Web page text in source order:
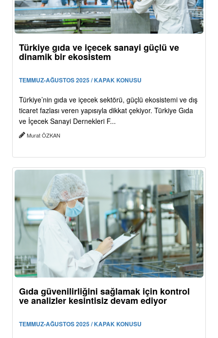
Türkiye gıda ve içecek sanayi güçlü ve
dinamik bir ekosistem
TEMMUZ-AĞUSTOS 2025 / KAPAK KONUSU
Türkiye’nin gıda ve içecek sektörü, güçlü ekosistemi ve dış
ticaret fazlası veren yapısıyla dikkat çekiyor. Türkiye Gıda
ve İçecek Sanayi Dernekleri F...
Murat ÖZKAN
Gıda güvenilirliğini sağlamak için kontrol
ve analizler kesintisiz devam ediyor
TEMMUZ-AĞUSTOS 2025 / KAPAK KONUSU